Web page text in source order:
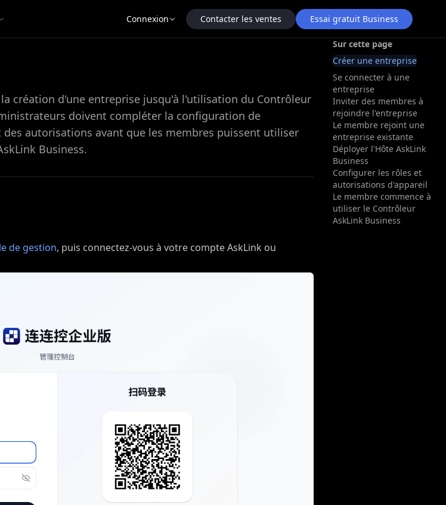
Connexion Contacter les ventes Essai gratuit Business
création d'une entreprise jusqu'à l'utilisation du Contrôleur
doivent compléter la configuration de
autorisations avant que les membres puissent utiliser
Business.
de gestion, puis connectez-vous à votre compte AskLink ou
Sur cette page
Créer une entreprise
Se connecter à une
entreprise
Inviter des membres à
rejoindre l'entreprise
Le membre rejoint une
entreprise existante
Déployer l'Hôte AskLink
Business
Configurer les rôles et
autorisations d'appareil
Le membre commence à
utiliser le Contrôleur
AskLink Business